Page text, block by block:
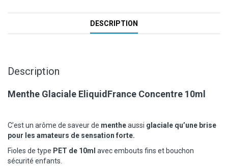
DESCRIPTION
Description
Menthe Glaciale EliquidFrance Concentre 10ml
C’est un arôme de saveur de mentheaussi glaciale qu’une brise
pour les amateurs de sensation forte.
Fioles de type PET de 10ml avec embouts fins et bouchon
sécurité enfants.